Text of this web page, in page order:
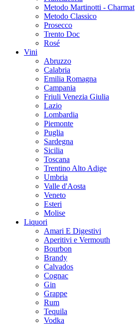
Metodo Martinotti - Charmat
Metodo Classico
Prosecco
Trento Doc
Rosé
Vini
Abruzzo
Calabria
Emilia Romagna
Campania
Friuli Venezia Giulia
Lazio
Lombardia
Piemonte
Puglia
Sardegna
Sicilia
Toscana
Trentino Alto Adige
Umbria
Valle d'Aosta
Veneto
Esteri
Molise
Liquori
Amari E Digestivi
Aperitivi e Vermouth
Bourbon
Brandy
Calvados
Cognac
Gin
Grappe
Rum
Tequila
Vodka